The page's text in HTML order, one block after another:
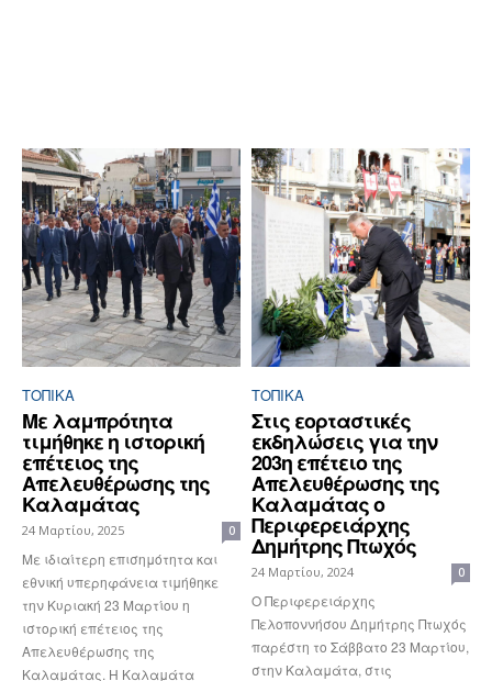
ΤΟΠΙΚΑ
Με λαμπρότητα
τιμήθηκε η ιστορική
επέτειος της
Απελευθέρωσης της
Καλαμάτας
24 Μαρτίου, 2025 0
Με ιδιαίτερη επισημότητα και
εθνική υπερηφάνεια τιμήθηκε
την Κυριακή 23 Μαρτίου η
ιστορική επέτειος της
Απελευθέρωσης της
Καλαμάτας. Η Καλαμάτα
ΤΟΠΙΚΑ
Στις εορταστικές
εκδηλώσεις για την
203η επέτειο της
Απελευθέρωσης της
Καλαμάτας ο
Περιφερειάρχης
Δημήτρης Πτωχός
24 Μαρτίου, 2024 0
Ο Περιφερειάρχης
Πελοποννήσου Δημήτρης Πτωχός
παρέστη το Σάββατο 23 Μαρτίου,
στην Καλαμάτα, στις